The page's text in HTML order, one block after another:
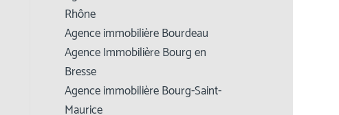
Rhône
Agence immobilière Bourdeau
Agence Immobilière Bourg en
Bresse
Agence immobilière Bourg-Saint-
Maurice